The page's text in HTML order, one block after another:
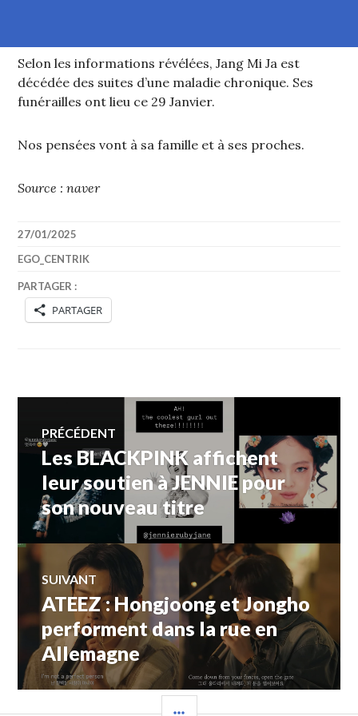
Selon les informations révélées, Jang Mi Ja est
décédée des suites d’une maladie chronique. Ses
funérailles ont lieu ce 29 Janvier.
Nos pensées vont à sa famille et à ses proches.
Source : naver
27/01/2025
EGO_CENTRIK
PARTAGER :
PARTAGER
Navigation
de
l’article
PRÉCÉDENT
Article
précédent :
Les BLACKPINK affichent
leur soutien à JENNIE pour
son nouveau titre
SUIVANT
Article
Suivant:
ATEEZ : Hongjoong et Jongho
performent dans la rue en
Allemagne